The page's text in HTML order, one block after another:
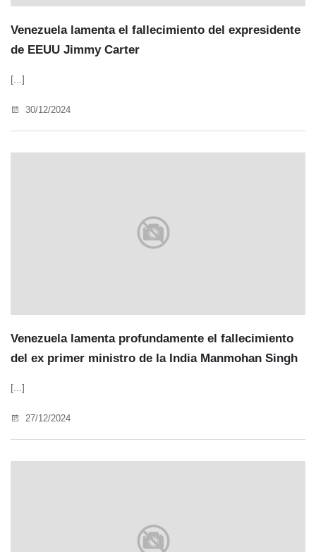
Venezuela lamenta el fallecimiento del expresidente
de EEUU Jimmy Carter
[...]
30/12/2024
Venezuela lamenta profundamente el fallecimiento
del ex primer ministro de la India Manmohan Singh
[...]
27/12/2024